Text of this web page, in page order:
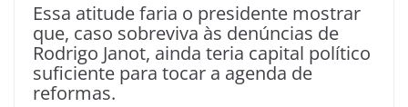
Essa atitude faria o presidente mostrar
que, caso sobreviva às denúncias de
Rodrigo Janot, ainda teria capital político
suficiente para tocar a agenda de
reformas.